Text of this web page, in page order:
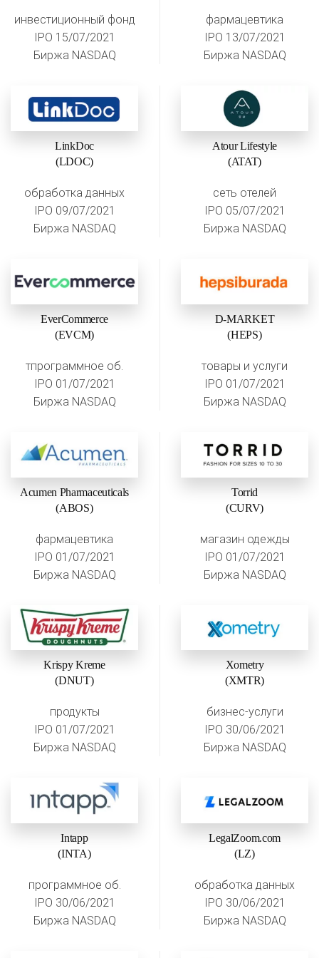
инвестиционный фонд
IPO 15/07/2021
Биржа NASDAQ
фармацевтика
IPO 13/07/2021
Биржа NASDAQ
LinkDoc
(LDOC)
обработка данных
IPO 09/07/2021
Биржа NASDAQ
Atour Lifestyle
(ATAT)
сеть отелей
IPO 05/07/2021
Биржа NASDAQ
EverCommerce
(EVCM)
тпрограммное об.
IPO 01/07/2021
Биржа NASDAQ
D-MARKET
(HEPS)
товары и услуги
IPO 01/07/2021
Биржа NASDAQ
Acumen Pharmaceuticals
(ABOS)
фармацевтика
IPO 01/07/2021
Биржа NASDAQ
Torrid
(CURV)
магазин одежды
IPO 01/07/2021
Биржа NASDAQ
Krispy Kreme
(DNUT)
продукты
IPO 01/07/2021
Биржа NASDAQ
Xometry
(XMTR)
бизнес-услуги
IPO 30/06/2021
Биржа NASDAQ
Intapp
(INTA)
программное об.
IPO 30/06/2021
Биржа NASDAQ
LegalZoom.com
(LZ)
обработка данных
IPO 30/06/2021
Биржа NASDAQ